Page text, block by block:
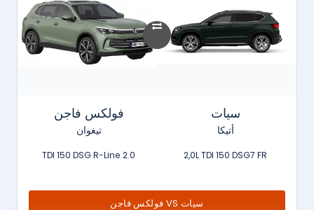
سيات
أتيكا
2,0L TDI 150 DSG7 FR
فولكس فاجن
تيغوان
2.0 TDI 150 DSG R-Line
سيات VS فولكس فاجن